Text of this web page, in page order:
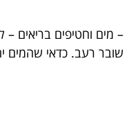
– מים וחטיפים בריאים
שובר רעב. כדאי שהמים